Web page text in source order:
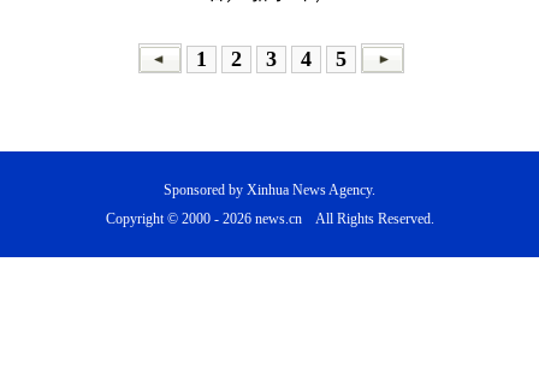
1 2 3 4 5
Sponsored by Xinhua News Agency.
Copyright © 2000 - 2026 news.cn All Rights Reserved.